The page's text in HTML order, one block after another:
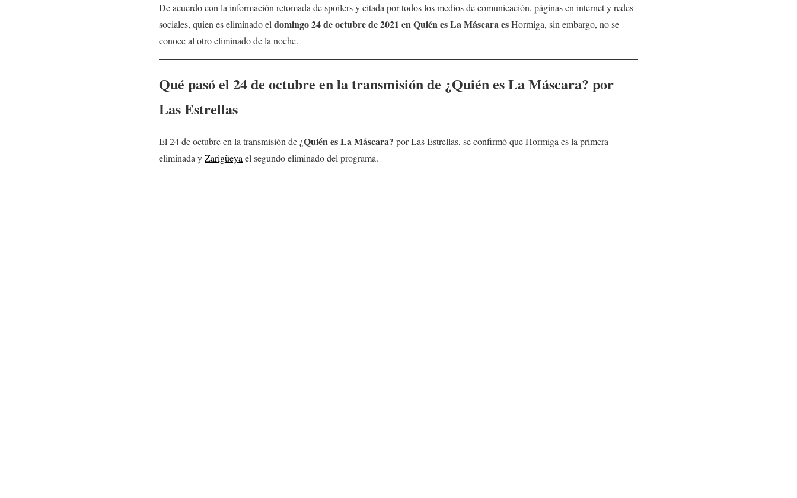
De acuerdo con la información retomada de spoilers y citada por todos los medios de comunicación, páginas en internet y redes
sociales, quien es eliminado el domingo24 de octubrede 2021 enQuién es La MáscaraesHormiga, sin embargo, no se
conoce al otro eliminado de la noche.
Qué pasó el 24 de octubre en la transmisión de ¿Quién es La Máscara? por
Las Estrellas
El 24 de octubre en la transmisión de ¿Quién es La Máscara? por Las Estrellas, se confirmó que Hormiga es la primera
eliminada yZarigüeya el segundo eliminado del programa.